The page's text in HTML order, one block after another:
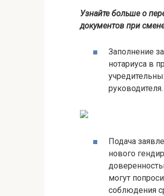
Узнайте больше о
документов при
Заполнение
нотариуса в
руководителя.
Подача
нового
могут
соблюдения